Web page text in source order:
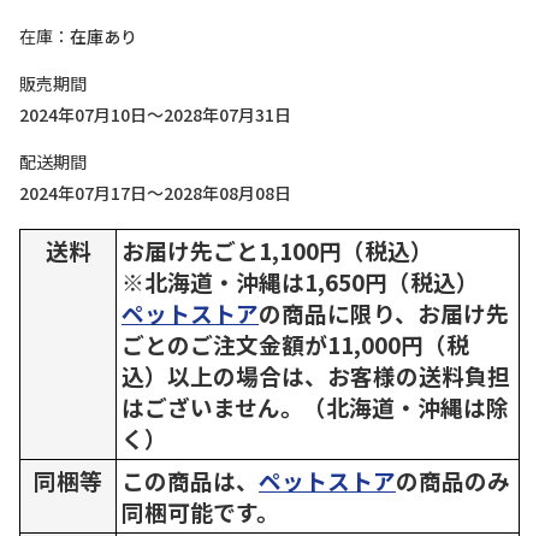
在庫
在庫あり
販売期間
2024年07月10日～2028年07月31日
配送期間
2024年07月17日～2028年08月08日
送料
お届け先ごと1,100円（税込）
※北海道・沖縄は1,650円（税込）
ペットストアの商品に限り、お届け先
ごとのご注文金額が11,000円（税
込）以上の場合は、お客様の送料負担
はございません。（北海道・沖縄は除
く）
同梱等
この商品は、 ペットストアの商品のみ
同梱可能です。